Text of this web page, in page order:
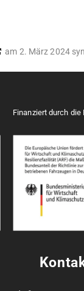
am 2. März 2024
Finanziert durch die